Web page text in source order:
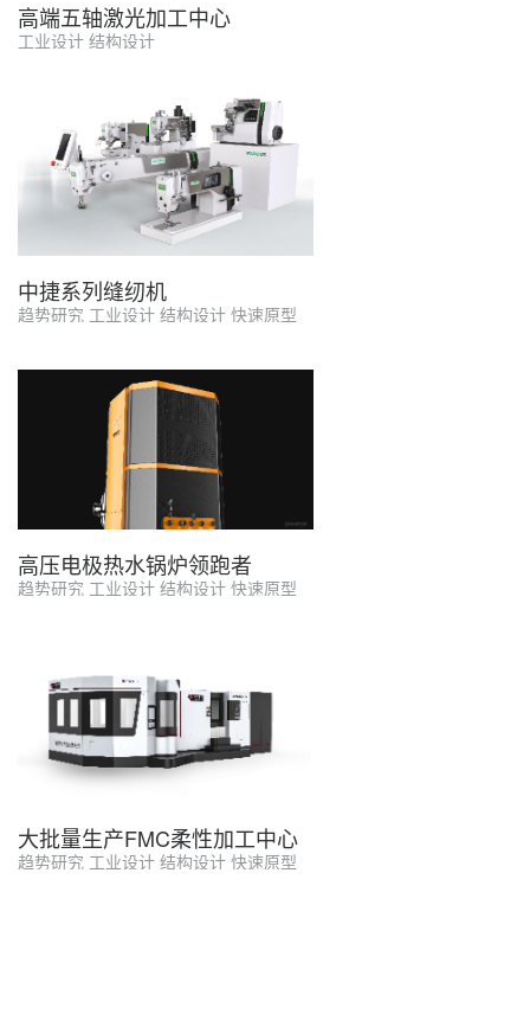
高端五轴激光加工中心
工业设计 结构设计
中捷系列缝纫机
趋势研究 工业设计 结构设计 快速原型
高压电极热水锅炉领跑者
趋势研究 工业设计 结构设计 快速原型
大批量生产FMC柔性加工中心
趋势研究 工业设计 结构设计 快速原型